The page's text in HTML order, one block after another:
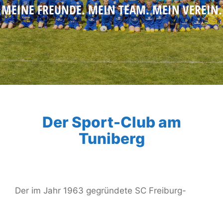
MEINE FREUNDE. MEIN TEAM. MEIN VEREIN.
Der Sport-Club am
Tuniberg
Der im Jahr 1963 gegründete SC Freiburg-